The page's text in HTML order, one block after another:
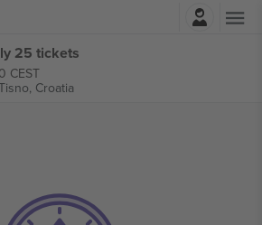
25 tickets
CEST
Croatia